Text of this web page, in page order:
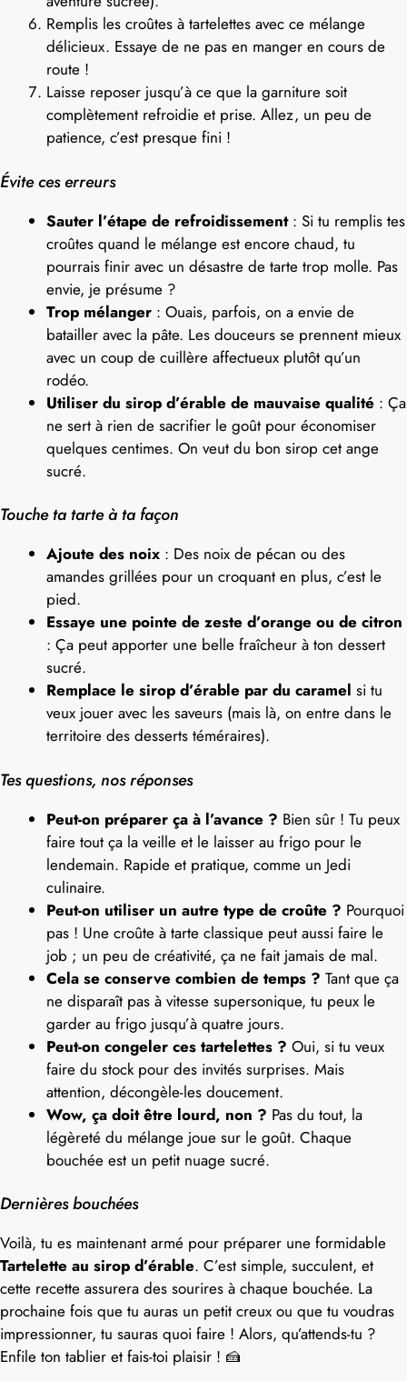
Remplis les croûtes à tartelettes avec ce mélange
délicieux. Essaye de ne pas en manger en cours de
route !
Laisse reposer jusqu’à ce que la garniture soit
complètement refroidie et prise. Allez, un peu de
patience, c’est presque fini !
Évite ces erreurs
Sauter l’étape de refroidissement: Si tu remplis tes
croûtes quand le mélange est encore chaud, tu
pourrais finir avec un désastre de tarte trop molle. Pas
envie, je présume ?
Trop mélanger : Ouais, parfois, on a envie de
batailler avec la pâte. Les douceurs se prennent mieux
avec un coup de cuillère affectueux plutôt qu’un
rodéo.
Utiliser du sirop d’érable de mauvaise qualité : Ça
ne sert à rien de sacrifier le goût pour économiser
quelques centimes. On veut du bon sirop cet ange
sucré.
Touche ta tarte à ta façon
Ajoute des noix : Des noix de pécan ou des
amandes grillées pour un croquant en plus, c’est le
pied.
Essaye une pointe de zeste d’orange ou de citron
: Ça peut apporter une belle fraîcheur à ton dessert
sucré.
Remplace le sirop d’érable par du caramel si tu
veux jouer avec les saveurs (mais là, on entre dans le
territoire des desserts téméraires).
Tes questions, nos réponses
Peut-on préparer ça à l’avance ? Bien sûr ! Tu peux
faire tout ça la veille et le laisser au frigo pour le
lendemain. Rapide et pratique, comme un Jedi
culinaire.
Peut-on utiliser un autre type de croûte ? Pourquoi
pas ! Une croûte à tarte classique peut aussi faire le
job ; un peu de créativité, ça ne fait jamais de mal.
Cela se conserve combien de temps ? Tant que ça
ne disparaît pas à vitesse supersonique, tu peux le
garder au frigo jusqu’à quatre jours.
Peut-on congeler ces tartelettes ? Oui, si tu veux
faire du stock pour des invités surprises. Mais
attention, décongèle-les doucement.
Wow, ça doit être lourd, non ? Pas du tout, la
légèreté du mélange joue sur le goût. Chaque
bouchée est un petit nuage sucré.
Dernières bouchées
Voilà, tu es maintenant armé pour préparer une formidable
Tartelette au sirop d’érable. C’est simple, succulent, et
cette recette assurera des sourires à chaque bouchée. La
prochaine fois que tu auras un petit creux ou que tu voudras
impressionner, tu sauras quoi faire ! Alors, qu’attends-tu ?
Enfile ton tablier et fais-toi plaisir ! 🍰